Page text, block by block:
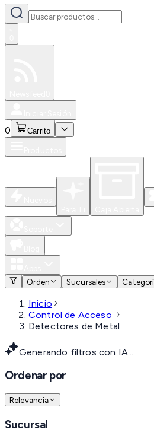
0 Carrito
Orden
Sucursales
Inicio
Control de Acceso
Detectores de Metal
Generando filtros con IA...
Ordenar por
Relevancia
Sucursal